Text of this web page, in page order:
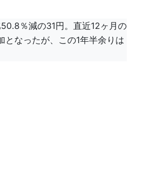
％減の31円。直近12ヶ月の
なったが、この1年半余りは